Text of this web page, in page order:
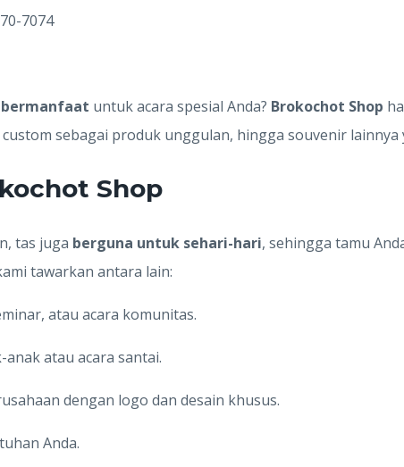
7074
bermanfaat untuk acara spesial Anda? Brokochot Shop
sebagai produk unggulan, hingga souvenir lainnya
Shop
tas juga berguna untuk sehari-hari, sehingga tamu
tawarkan antara lain:
atau acara komunitas.
atau acara santai.
dengan logo dan desain khusus.
Anda.